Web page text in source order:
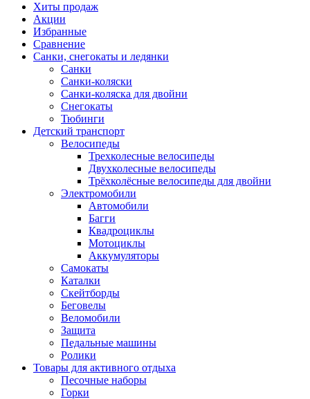
Хиты продаж
Акции
Избранные
Сравнение
Санки, снегокаты и ледянки
Санки
Санки-коляски
Санки-коляска для двойни
Снегокаты
Тюбинги
Детский транспорт
Велосипеды
Трехколесные велосипеды
Двухколесные велосипеды
Трёхколёсные велосипеды для двойни
Электромобили
Автомобили
Багги
Квадроциклы
Мотоциклы
Аккумуляторы
Самокаты
Каталки
Скейтборды
Беговелы
Веломобили
Защита
Педальные машины
Ролики
Товары для активного отдыха
Песочные наборы
Горки